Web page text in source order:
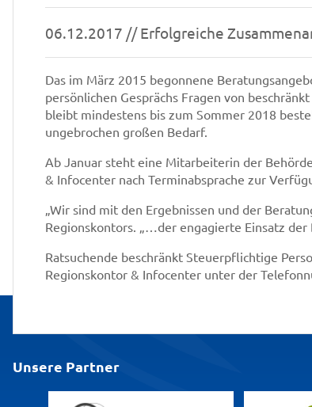
06.12.2017 // Erfolgreiche
Das im März 2015 begonnene
persönlichen Gesprächs Fragen von
bleibt mindestens bis zum Sommer 2018
ungebrochen großen Bedarf.
Ab Januar steht eine Mitarbeiterin der
& Infocenter nach Terminabsprache zur
„Wir sind mit den Ergebnissen und der
Regionskontors. „…der engagierte Einsatz
Ratsuchende beschränkt Steuerpflichtige
Regionskontor & Infocenter unter der
Unsere Partner